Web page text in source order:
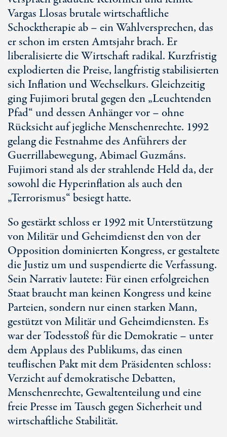
Vargas Llosas brutale wirtschaftliche
Schocktherapie ab – ein Wahlversprechen, das
er schon im ersten Amtsjahr brach. Er
liberalisierte die Wirtschaft radikal. Kurzfristig
explodierten die Preise, langfristig stabilisierten
sich Inflation und Wechselkurs. Gleichzeitig
ging Fujimori brutal gegen den „Leuchtenden
Pfad“ und dessen Anhänger vor – ohne
Rücksicht auf jegliche Menschenrechte. 1992
gelang die Festnahme des Anführers der
Guerrillabewegung, Abimael Guzmáns.
Fujimori stand als der strahlende Held da, der
sowohl die Hyperinflation als auch den
„Terrorismus“ besiegt hatte.
So gestärkt schloss er 1992 mit Unterstützung
von Militär und Geheimdienst den von der
Opposition dominierten Kongress, er gestaltete
die Justiz um und suspendierte die Verfassung.
Sein Narrativ lautete: Für einen erfolgreichen
Staat braucht man keinen Kongress und keine
Parteien, sondern nur einen starken Mann,
gestützt von Militär und Geheimdiensten. Es
war der Todesstoß für die Demokratie – unter
dem Applaus des Publikums, das einen
teuflischen Pakt mit dem Präsidenten schloss:
Verzicht auf demokratische Debatten,
Menschenrechte, Gewaltenteilung und eine
freie Presse im Tausch gegen Sicherheit und
wirtschaftliche Stabilität.